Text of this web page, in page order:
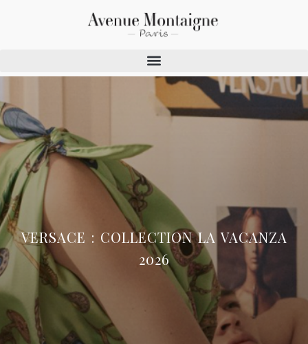
VERSACE : COLLECTION LA VACANZA
2026